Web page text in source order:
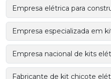
Empresa elétrica para
Empresa especializada em
Empresa nacional de kits
Fabricante de kit chicote